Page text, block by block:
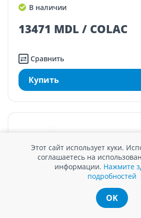
В наличии
13471 MDL / COLAC
Сравнить
Купить
Этот сайт использует куки.
соглашаетесь на
информации. Нажмите
подробностей
OK